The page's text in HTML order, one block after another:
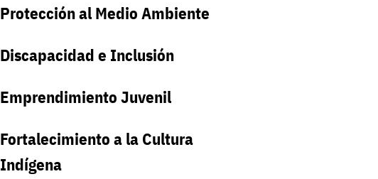
Protección al Medio Ambiente
Discapacidad e Inclusión
Emprendimiento Juvenil
Fortalecimiento a la Cultura
Indígena